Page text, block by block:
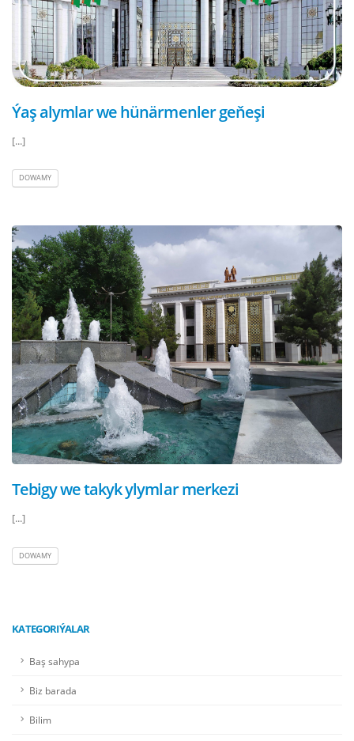
Ýaş alymlar we hünärmenler geňeşi
[...]
DOWAMY
Tebigy we takyk ylymlar merkezi
[...]
DOWAMY
KATEGORIÝALAR
Baş sahypa
Biz barada
Bilim